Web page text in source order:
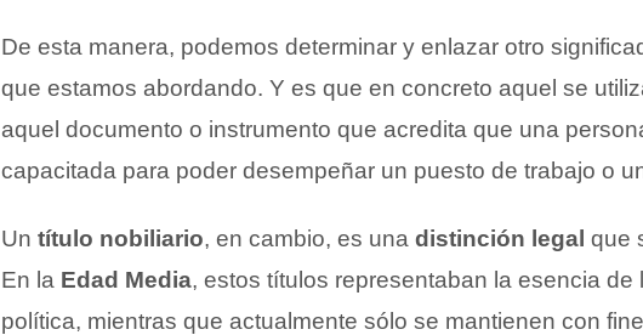
De esta manera, podemos determinar y enlazar otro
que estamos abordando. Y es que en concreto aquel se
aquel documento o instrumento que acredita que una
capacitada para poder desempeñar un puesto de trabajo o
Un título nobiliario, en cambio, es una distinción legal que
En la Edad Media, estos títulos representaban la esencia de
política, mientras que actualmente sólo se mantienen con